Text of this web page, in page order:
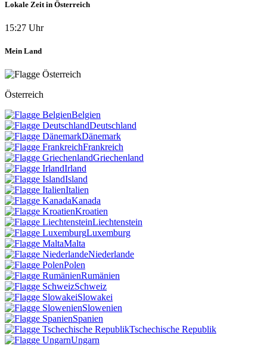
Lokale Zeit in Österreich
15:27 Uhr
Mein Land
Österreich
Belgien
Deutschland
Dänemark
Frankreich
Griechenland
Irland
Island
Italien
Kanada
Kroatien
Liechtenstein
Luxemburg
Malta
Niederlande
Polen
Rumänien
Schweiz
Slowakei
Slowenien
Spanien
Tschechische Republik
Ungarn